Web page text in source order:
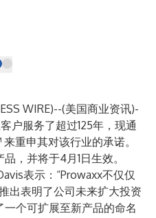
WIRE)--(美国商业资讯)-
户服务了超过125年，现通
重申其对该行业的承诺。
，并将于4月1日生效。
表示：“Prowaxx不仅仅
出表明了公司未来扩大投资
个可扩展至新产品的命名